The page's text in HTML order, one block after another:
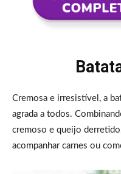
Cremosa e irresistível, a
agrada a todos.
cremoso e queijo
acompanhar carnes ou